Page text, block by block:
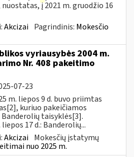
į 2021 m. gruodžio 16
Akcizai Pagrindinis: Mokesčio
vyriausybės 2004 m.
Nr. 408 pakeitimo
07-23
m. liepos 9 d. buvo priimtas
kuriuo pakeičiamos
taisyklės[3].
17 d.: Banderolių...
Akcizai Mokesčių įstatymų
nuo 2025 m.